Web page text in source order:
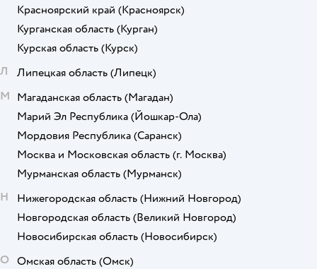
Красноярский край (Красноярск)
Курганская область (Курган)
Курская область (Курск)
Л
Липецкая область (Липецк)
М Магаданская область (Магадан)
Марий Эл Республика (Йошкар-Ола)
Мордовия Республика (Саранск)
Москва и Московская область (г. Москва)
Мурманская область (Мурманск)
Н
Нижегородская область (Нижний Новгород)
Новгородская область (Великий Новгород)
Новосибирская область (Новосибирск)
О Омская область (Омск)